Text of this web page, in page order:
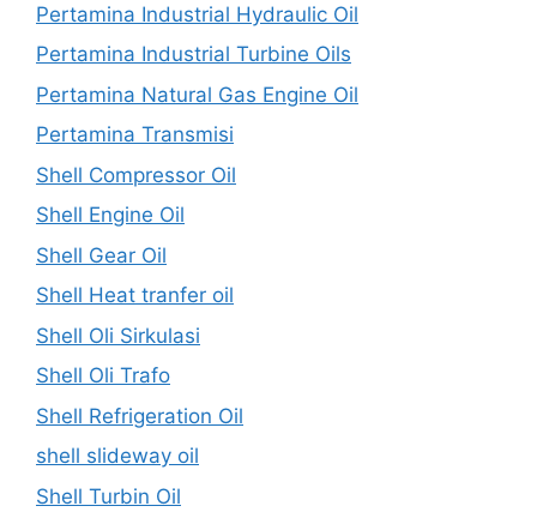
Pertamina Industrial Hydraulic Oil
Pertamina Industrial Turbine Oils
Pertamina Natural Gas Engine Oil
Pertamina Transmisi
Shell Compressor Oil
Shell Engine Oil
Shell Gear Oil
Shell Heat tranfer oil
Shell Oli Sirkulasi
Shell Oli Trafo
Shell Refrigeration Oil
shell slideway oil
Shell Turbin Oil